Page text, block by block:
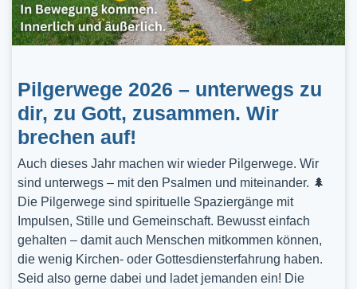
Pilgerwege 2026 – unterwegs zu
dir, zu Gott, zusammen. Wir
brechen auf!
Auch dieses Jahr machen wir wieder Pilgerwege. Wir
sind unterwegs – mit den Psalmen und miteinander. 🌲
Die Pilgerwege sind spirituelle Spaziergänge mit
Impulsen, Stille und Gemeinschaft. Bewusst einfach
gehalten – damit auch Menschen mitkommen können,
die wenig Kirchen- oder Gottesdiensterfahrung haben.
Seid also gerne dabei und ladet jemanden ein! Die